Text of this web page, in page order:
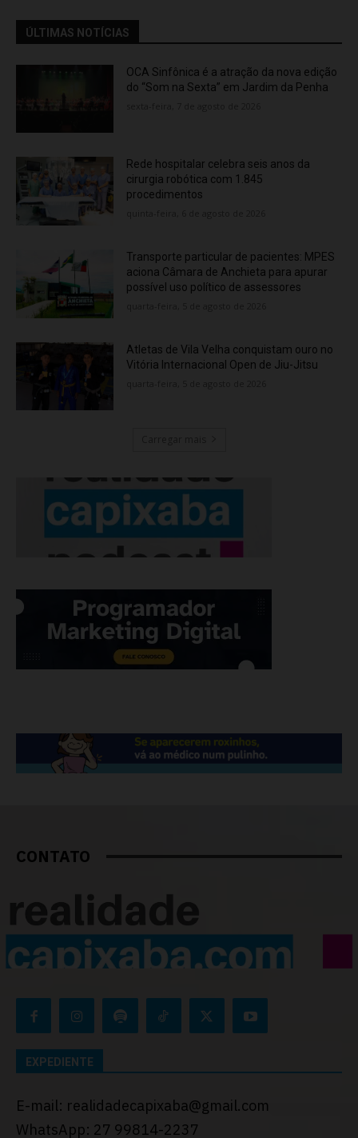
ÚLTIMAS NOTÍCIAS
OCA Sinfônica é a atração da nova edição
do “Som na Sexta” em Jardim da Penha
Rede hospitalar celebra seis anos da
cirurgia robótica com 1.845
procedimentos
Transporte particular de pacientes: MPES
aciona Câmara de Anchieta para apurar
possível uso político de assessores
Atletas de Vila Velha conquistam ouro no
Vitória Internacional Open de Jiu-Jitsu
CONTATO
EXPEDIENTE
E-mail: realidadecapixaba@gmail.com
WhatsApp: 27 99814-2237